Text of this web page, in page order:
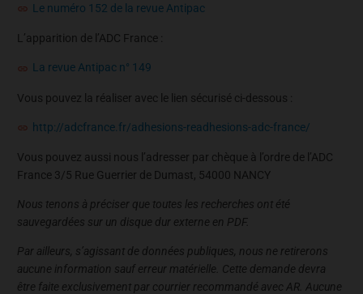
Le numéro 152 de la revue Antipac
L’apparition de l’ADC France :
La revue Antipac n° 149
Vous pouvez la réaliser avec le lien sécurisé ci-dessous :
http://adcfrance.fr/adhesions-readhesions-adc-france/
Vous pouvez aussi nous l’adresser par chèque à l’ordre de l’ADC
France 3/5 Rue Guerrier de Dumast, 54000 NANCY
Nous tenons à préciser que toutes les recherches ont été
sauvegardées sur un disque dur externe en PDF.
Par ailleurs, s’agissant de données publiques, nous ne retirerons
aucune information sauf erreur matérielle. Cette demande devra
être faite exclusivement par courrier recommandé avec AR. Aucune